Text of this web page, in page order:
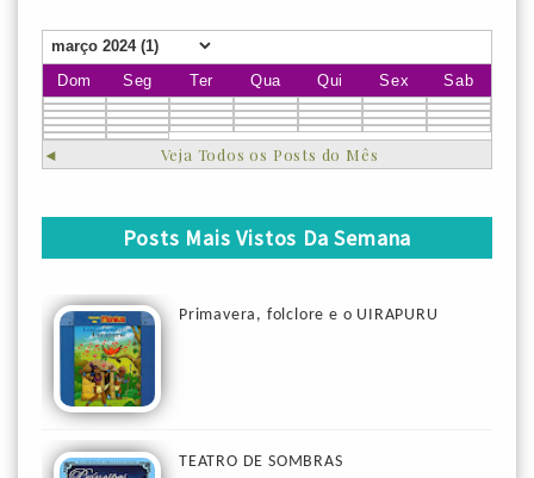
Dom Seg Ter Qua Qui Sex Sab
◄ Veja Todos os Posts do Mês
Posts Mais Vistos Da Semana
Primavera, folclore e o UIRAPURU
TEATRO DE SOMBRAS